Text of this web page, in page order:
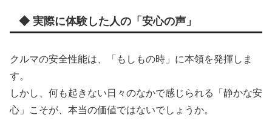
◆ 実際に体験した人の「安心の声」
クルマの安全性能は、「もしもの時」に本領を発揮しま
す。
しかし、何も起きない日々のなかで感じられる「静かな安
心」こそが、本当の価値ではないでしょうか。